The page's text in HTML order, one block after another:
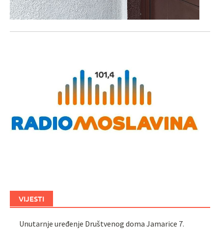
VIJESTI
Unutarnje uređenje Društvenog doma Jamarice 7.